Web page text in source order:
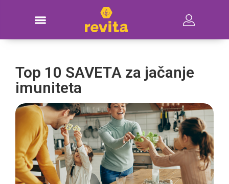
Top 10 SAVETA za jačanje
imuniteta